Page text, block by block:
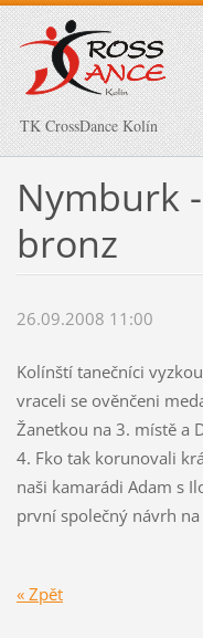
TK CrossDance Kolín
Nymburk
bronz
26.09.2008 11:00
Kolínští tanečníci
vraceli se ověnčeni
Žanetkou na 3. místě a
4. Fko tak korunovali
naši kamarádi Adam s
první společný návrh
« Zpět